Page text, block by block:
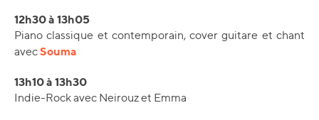
12h30 à 13h05
Piano classique et contemporain, cover guitare et chant
avecSouma
13h10 à 13h30
Indie-Rock avec Neirouz et Emma